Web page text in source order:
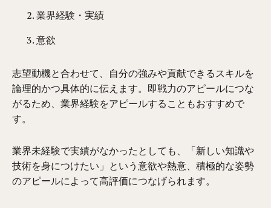
業界経験・実績
意欲
志望動機と合わせて、自分の強みや貢献できるスキルを
論理的かつ具体的に伝えます。即戦力のアピールにつな
がるため、業界経験をアピールすることもおすすめで
す。
業界未経験で実績がなかったとしても、「新しい知識や
技術を身につけたい」という意欲や熱意、積極的な姿勢
のアピールによって高評価につなげられます。